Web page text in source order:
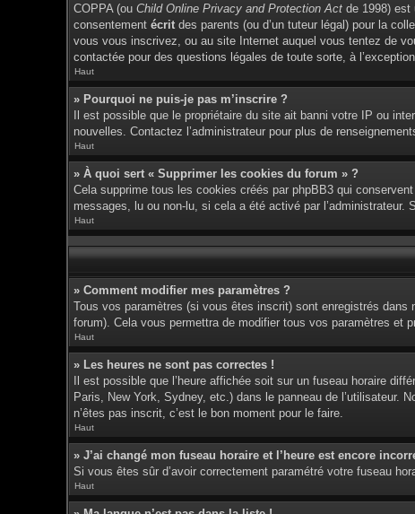
COPPA (ou Child Online Privacy and Protection Act de 1998) est
consentement écrit des parents (ou d’un tuteur légal) pour la
vous vous inscrivez, ou au site Internet auquel vous tentez de
contactée pour des questions légales de toute sorte, à
Haut
» Pourquoi ne puis-je pas m’inscrire ?
Il est possible que le propriétaire du site ait banni votre IP ou
nouvelles. Contactez l’administrateur pour plus de
Haut
» À quoi sert « Supprimer les cookies du forum » ?
Cela supprime tous les cookies créés par phpBB3 qui
messages, lu ou non-lu, si cela a été activé par
Haut
» Comment modifier mes paramètres ?
Tous vos paramètres (si vous êtes inscrit) sont enregistrés
forum). Cela vous permettra de modifier tous vos paramètres et
Haut
» Les heures ne sont pas correctes !
Il est possible que l’heure affichée soit sur un fuseau horaire
Paris, New York, Sydney, etc.) dans le panneau de l’utilisateur.
n’êtes pas inscrit, c’est le bon moment pour le faire.
Haut
» J’ai changé mon fuseau horaire et l’heure est encore
Si vous êtes sûr d’avoir correctement paramétré votre fuseau
Haut